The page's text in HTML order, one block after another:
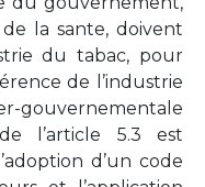
la sante, doivent
du tabac, pour
de l’industrie
gouvernementale
l’article 5.3 est
d’un code